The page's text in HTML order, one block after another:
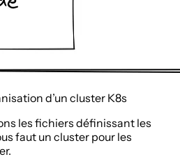
d’un cluster K8s
les fichiers définissant les
faut un cluster pour les